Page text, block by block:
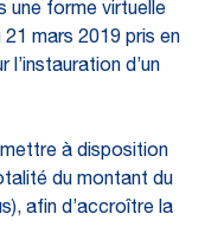
une forme virtuelle
21 mars 2019 pris en
d’un
à disposition
du montant du
afin d’accroître la